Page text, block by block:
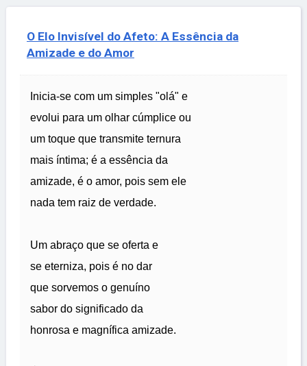
O Elo Invisível do Afeto: A Essência da
Amizade e do Amor
Inicia-se com um simples "olá" e
evolui para um olhar cúmplice ou
um toque que transmite ternura
mais íntima; é a essência da
amizade, é o amor, pois sem ele
nada tem raiz de verdade.
Um abraço que se oferta e
se eterniza, pois é no dar
que sorvemos o genuíno
sabor do significado da
honrosa e magnífica amizade.